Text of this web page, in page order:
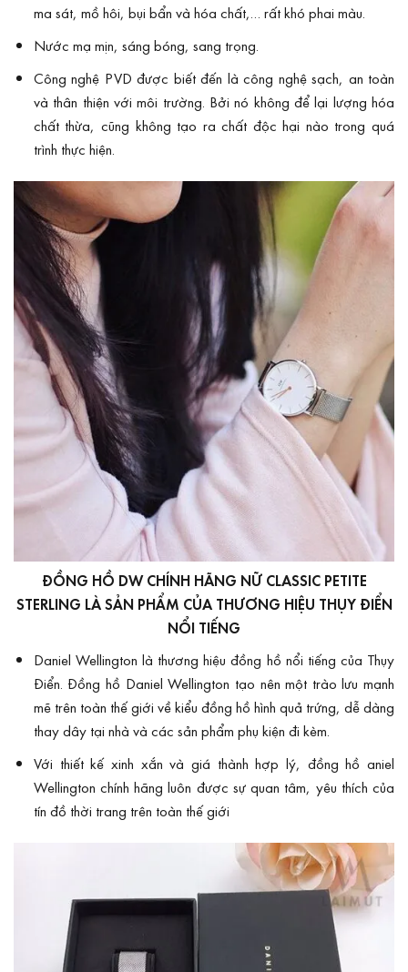
ma sát, mồ hôi, bụi bẩn và hóa chất,… rất khó phai màu.
Nước mạ mịn, sáng bóng, sang trọng.
Công nghệ PVD được biết đến là công nghệ sạch, an toàn
và thân thiện với môi trường. Bởi nó không để lại lượng hóa
chất thừa, cũng không tạo ra chất độc hại nào trong quá
trình thực hiện.
ĐỒNG HỒ DW CHÍNH HÃNG NỮ CLASSIC PETITE
STERLING LÀ SẢN PHẨM CỦA THƯƠNG HIỆU THỤY ĐIỂN
NỔI TIẾNG
Daniel Wellington là thương hiệuđồng hồ nổi tiếng của Thụy
Điển. Đồng hồ Daniel Wellington tạo nên một trào lưu mạnh
mẽ trên toàn thế giới về kiểu đồng hồ hình quả trứng, dễ dàng
thay dây tại nhà và các sản phẩm phụ kiện đi kèm.
Với thiết kế xinh xắn và giá thành hợp lý, đồng hồ aniel
Wellington chính hãng luôn được sự quan tâm, yêu thích của
tín đồ thời trang trên toàn thế giới